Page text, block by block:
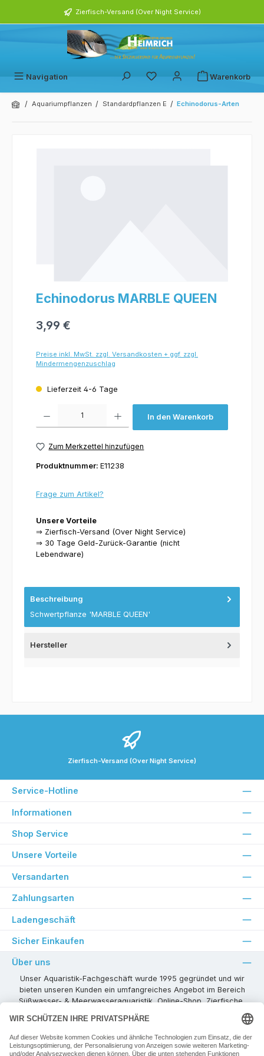
Zierfisch-Versand (Over Night Service)
Navigation Warenkorb
/ Aquariumpflanzen / Standardpflanzen E / Echinodorus-Arten
Echinodorus MARBLE QUEEN
3,99 €
Preise inkl. MwSt. zzgl. Versandkosten + ggf. zzgl.
Mindermengenzuschlag
Lieferzeit 4-6 Tage
In den Warenkorb
Zum Merkzettel hinzufügen
Produktnummer: E11238
Frage zum Artikel?
Unsere Vorteile
⇒ Zierfisch-Versand (Over Night Service)
⇒ 30 Tage Geld-Zurück-Garantie (nicht
Lebendware)
Beschreibung
Schwertpflanze 'MARBLE QUEEN'
Hersteller
Zierfisch-Versand (Over Night Service)
Service-Hotline
Informationen
Shop Service
Unsere Vorteile
Versandarten
Zahlungsarten
Ladengeschäft
Sicher Einkaufen
Über uns
Unser Aquaristik-Fachgeschäft wurde 1995 gegründet und wir
bieten unseren Kunden ein umfangreiches Angebot im Bereich
Süßwasser- & Meerwasseraquaristik, Online-Shop, Zierfische,
Pflanzen, Aquarienkombinationen, Technikzubehör usw. ! Als
kompetenter Aquaristik-Fachhandelspartner stehen wir Ihnen für
alle Ihre Projekte und Einrichtungs- oder Besatzwünsche zur
Verfügung!